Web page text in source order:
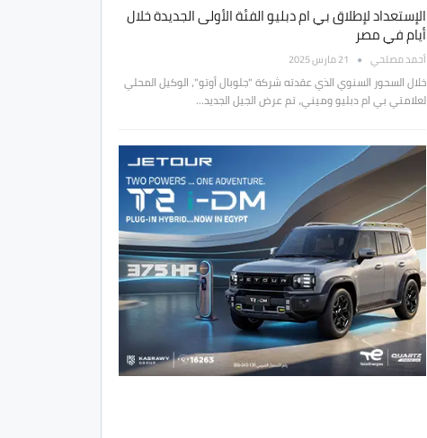
الإستعداد لإطلاق بي ام دبليو الفئة الأولى الجديدة خلال
أيام في مصر
أحمد مصلحي 21 مارس 2025
خلال السحور السنوي الذي عقدته شركة "جلوبال أوتو"، الوكيل المحلي
لعلامتي بي ام دبليو وميني، تم عرض الجيل الجديد…